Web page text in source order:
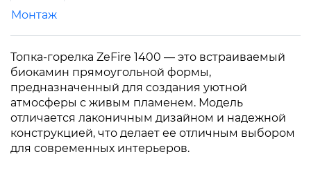
Монтаж
Топка-горелка ZeFire 1400 — это встраиваемый
биокамин прямоугольной формы,
предназначенный для создания уютной
атмосферы с живым пламенем. Модель
отличается лаконичным дизайном и надежной
конструкцией, что делает ее отличным выбором
для современных интерьеров.